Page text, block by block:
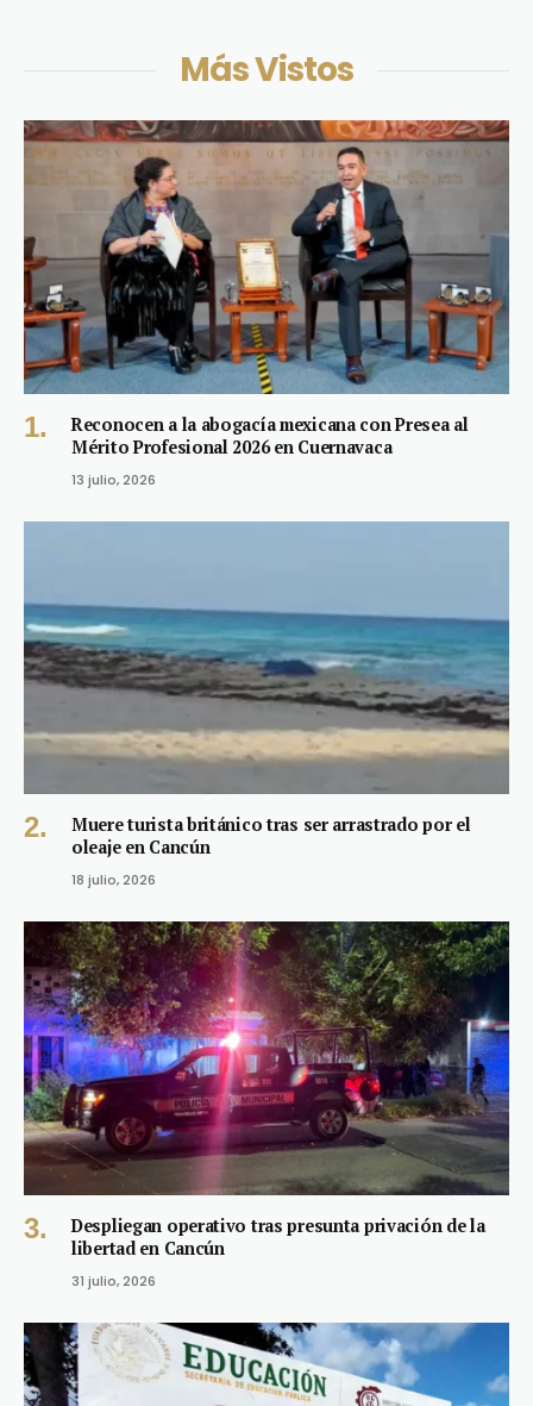
Más Vistos
Reconocen a la abogacía mexicana con Presea al
Mérito Profesional 2026 en Cuernavaca
13 julio, 2026
Muere turista británico tras ser arrastrado por el
oleaje en Cancún
18 julio, 2026
Despliegan operativo tras presunta privación de la
libertad en Cancún
31 julio, 2026